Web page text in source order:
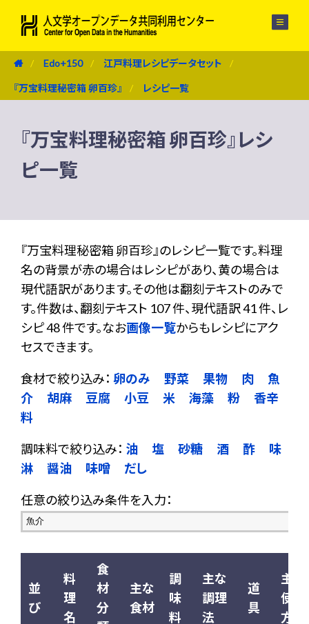
Edo+150 江戸料理レシピデータセット
『万宝料理秘密箱 卵百珍』 レシピ一覧
『万宝料理秘密箱 卵百珍』レシ
ピ一覧
『万宝料理秘密箱 卵百珍』のレシピ一覧です。料理
名の背景が赤の場合はレシピがあり、黄の場合は
現代語訳があります。その他は翻刻テキストのみで
す。件数は、翻刻テキスト 107 件、現代語訳 41 件、レ
シピ 48 件です。なお画像一覧からもレシピにアク
セスできます。
食材で絞り込み： 卵のみ 野菜 果物 肉
魚
介
胡麻 豆腐 小豆 米 海藻 粉
香辛
料
調味料で絞り込み： 油 塩 砂糖 酒 酢
味
淋
醤油 味噌 だし
任意の絞り込み条件を入力：
並
び
料
理
名
食
材
分
主な
食材
調
味
料
主な
調理
法
道
具
主な
使い
方